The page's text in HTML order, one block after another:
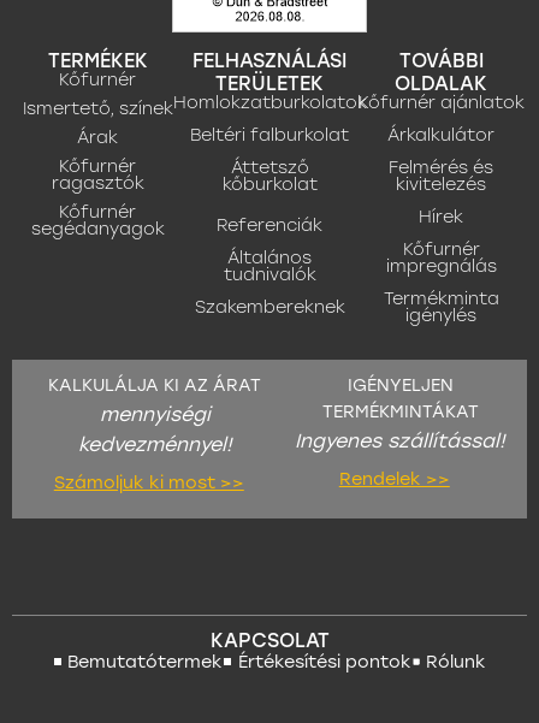
TERMÉKEK
Kőfurnér
Ismertető, színek
Árak
Kőfurnér
ragasztók
Kőfurnér
segédanyagok
FELHASZNÁLÁSI
TERÜLETEK
Homlokzatburkolatok
Beltéri falburkolat
Áttetsző
kőburkolat
Referenciák
Általános
tudnivalók
Szakembereknek
TOVÁBBI
OLDALAK
Kőfurnér ajánlatok
Árkalkulátor
Felmérés és
kivitelezés
Hírek
Kőfurnér
impregnálás
Termékminta
igénylés
KALKULÁLJA KI AZ ÁRAT
mennyiségi
kedvezménnyel!
Számoljuk ki most >>
IGÉNYELJEN
TERMÉKMINTÁKAT
Ingyenes szállítással!
Rendelek >>
KAPCSOLAT
Bemutatótermek Értékesítési pontok Rólunk